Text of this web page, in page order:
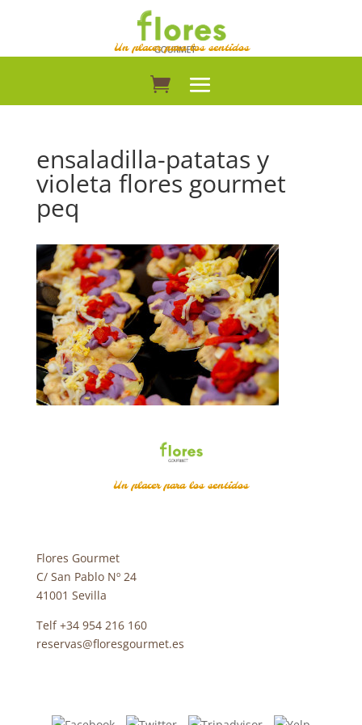
Un placer para los sentidos
ensaladilla-patatas y
violeta flores gourmet
peq
Un placer para los sentidos
Flores Gourmet
C/ San Pablo Nº 24
41001 Sevilla
Telf +34 954 216 160
reservas@floresgourmet.es